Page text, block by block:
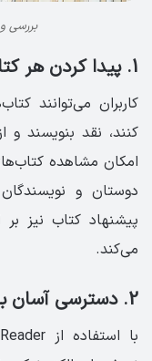
بررسی
1. پیدا کردن هر کتابی
کاربران می‌توانند
امکان مشاهده
دوستان و
پیشنهاد کتاب نیز
می‌کند.
2. دسترسی آسان به محتوای آثار